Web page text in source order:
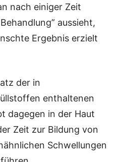
nach einiger Zeit
aussieht,
Ergebnis erzielt
der in
enthaltenen
dagegen in der Haut
Zeit zur Bildung von
Schwellungen